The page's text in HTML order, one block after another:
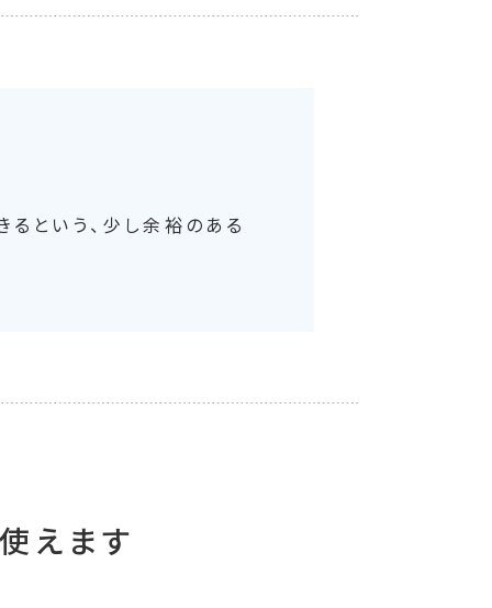
るという、少し余裕のある
えます